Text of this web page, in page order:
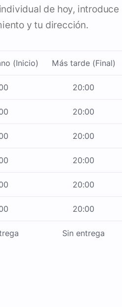
de hoy, introduce
y tu dirección.
(Inicio) Más tarde (Final)
20:00
20:00
20:00
20:00
20:00
20:00
Sin entrega